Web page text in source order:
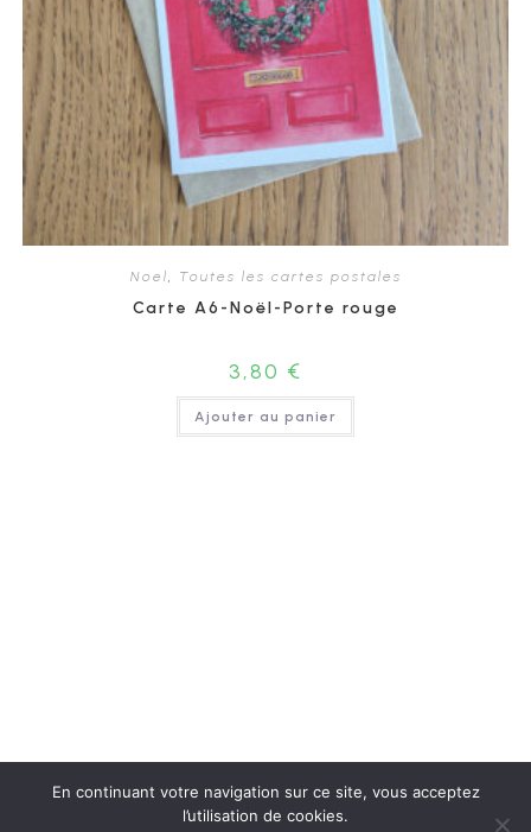
Noel, Toutes les cartes postales
Carte A6-Noël-Porte rouge
3,80 €
Ajouter au panier
Bio Contact Boutique
En continuant votre navigation sur ce site, vous acceptez
l’utilisation de cookies.